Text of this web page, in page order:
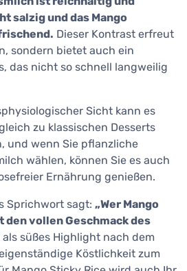
salzig und das Mango
Dieser Kontrast erfreut
sondern bietet auch ein
das nicht so schnell langweilig
Sicht kann es
zu klassischen Desserts
und wenn Sie pflanzliche
wählen, können Sie es auch
Ernährung genießen.
Sprichwort sagt: „Wer Mango
den vollen Geschmack des
als süßes Highlight nach dem
Köstlichkeit zum